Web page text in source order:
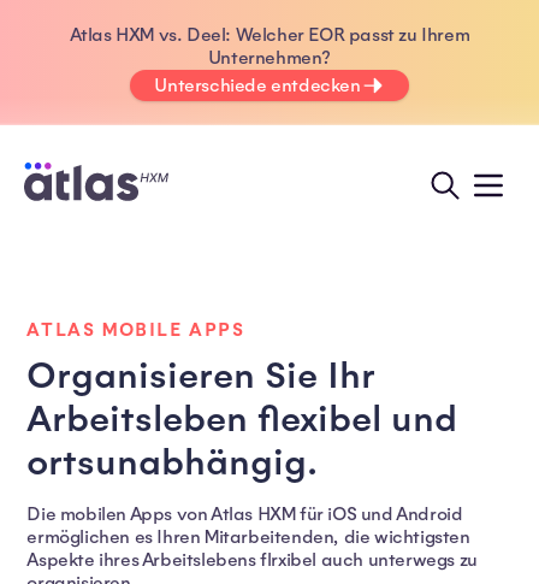
Atlas HXM vs. Deel: Welcher EOR passt zu Ihrem
Unternehmen?
Unterschiede entdecken
ATLAS MOBILE APPS
Organisieren Sie Ihr
Arbeitsleben flexibel und
ortsunabhängig.
Die mobilen Apps von Atlas HXM für iOS und Android
ermöglichen es Ihren Mitarbeitenden, die wichtigsten
Aspekte ihres Arbeitslebens flrxibel auch unterwegs zu